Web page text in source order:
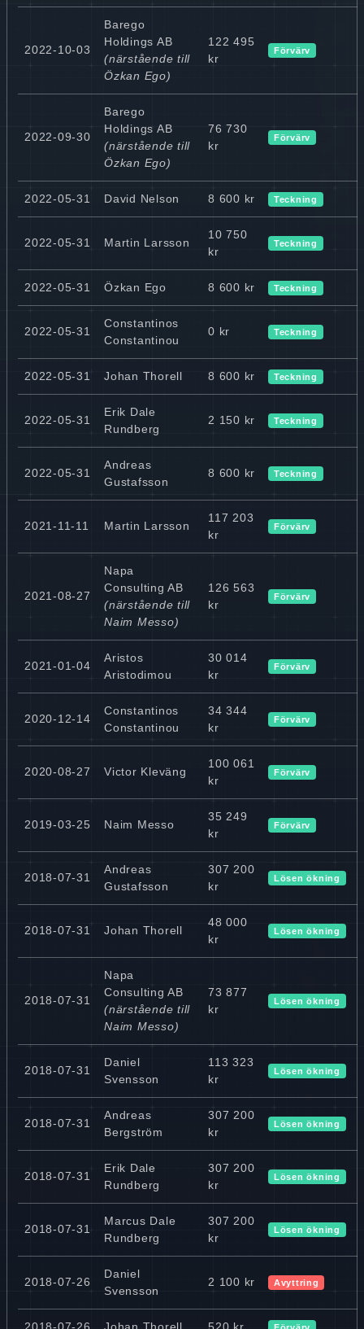
2022-10-03
Barego
Holdings AB
(närstående till
Özkan Ego)
122 495
kr
Förvärv
2022-09-30
Barego
Holdings AB
(närstående till
Özkan Ego)
76 730
kr
Förvärv
2022-05-31 David Nelson 8 600 kr Teckning
2022-05-31 Martin Larsson
10 750
kr
Teckning
2022-05-31 Özkan Ego 8 600 kr Teckning
2022-05-31
Constantinos
Constantinou
0 kr Teckning
2022-05-31 Johan Thorell 8 600 kr Teckning
2022-05-31
Erik Dale
Rundberg
2 150 kr Teckning
2022-05-31
Andreas
Gustafsson
8 600 kr Teckning
2021-11-11 Martin Larsson
117 203
kr
Förvärv
2021-08-27
Napa
Consulting AB
(närstående till
Naim Messo)
126 563
kr
Förvärv
2021-01-04
Aristos
Aristodimou
30 014
kr
Förvärv
2020-12-14
Constantinos
Constantinou
34 344
kr
Förvärv
2020-08-27 Victor Kleväng
100 061
kr
Förvärv
2019-03-25 Naim Messo
35 249
kr
Förvärv
2018-07-31
Andreas
Gustafsson
307 200
kr
Lösen ökning
2018-07-31 Johan Thorell
48 000
kr
Lösen ökning
2018-07-31
Napa
Consulting AB
(närstående till
Naim Messo)
73 877
kr
Lösen ökning
2018-07-31
Daniel
Svensson
113 323
kr
Lösen ökning
2018-07-31
Andreas
Bergström
307 200
kr
Lösen ökning
2018-07-31
Erik Dale
Rundberg
307 200
kr
Lösen ökning
2018-07-31
Marcus Dale
Rundberg
307 200
kr
Lösen ökning
2018-07-26
Daniel
Svensson
2 100 kr Avyttring